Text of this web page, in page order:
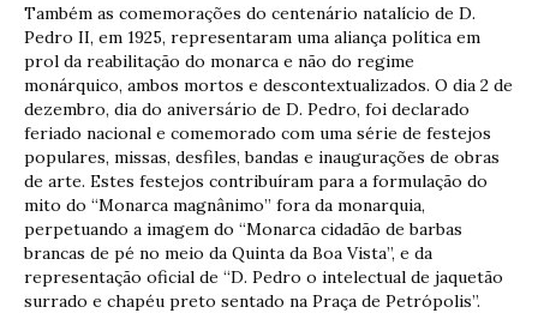
Também as comemorações do centenário natalício de D.
Pedro II, em 1925, representaram uma aliança política em
prol da reabilitação do monarca e não do regime
monárquico, ambos mortos e descontextualizados. O dia 2 de
dezembro, dia do aniversário de D. Pedro, foi declarado
feriado nacional e comemorado com uma série de festejos
populares, missas, desfiles, bandas e inaugurações de obras
de arte. Estes festejos contribuíram para a formulação do
mito do “Monarca magnânimo” fora da monarquia,
perpetuando a imagem do “Monarca cidadão de barbas
brancas de pé no meio da Quinta da Boa Vista”, e da
representação oficial de “D. Pedro o intelectual de jaquetão
surrado e chapéu preto sentado na Praça de Petrópolis”.